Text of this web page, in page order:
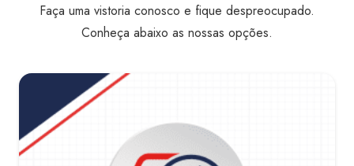
Faça uma vistoria conosco e fique despreocupado.
Conheça abaixo as nossas opções.